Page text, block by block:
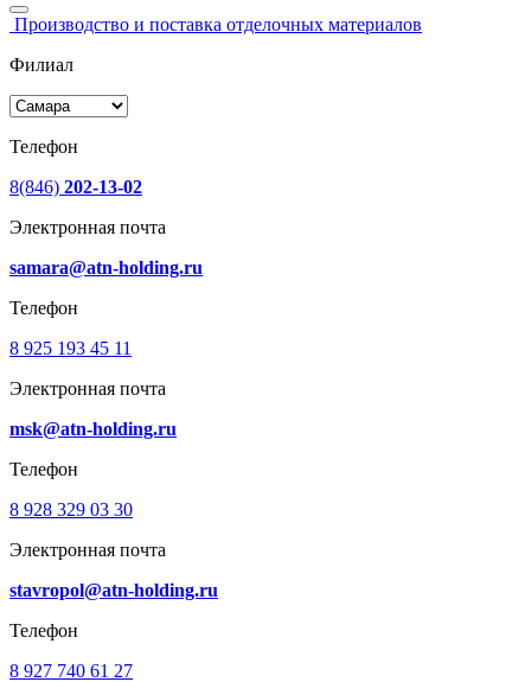
Производство и поставка отделочных материалов
Филиал
Телефон
8(846) 202-13-02
Электронная почта
samara@atn-holding.ru
Телефон
8 925 193 45 11
Электронная почта
msk@atn-holding.ru
Телефон
8 928 329 03 30
Электронная почта
stavropol@atn-holding.ru
Телефон
8 927 740 61 27